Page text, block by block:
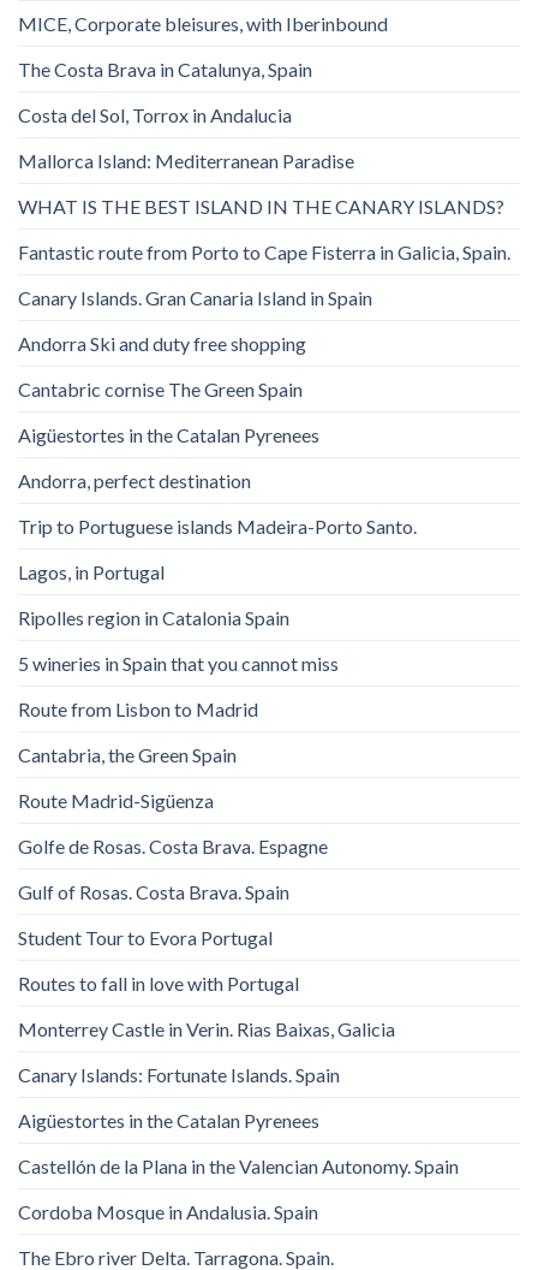
MICE, Corporate bleisures, with Iberinbound
The Costa Brava in Catalunya, Spain
Costa del Sol, Torrox in Andalucia
Mallorca Island: Mediterranean Paradise
WHAT IS THE BEST ISLAND IN THE CANARY ISLANDS?
Fantastic route from Porto to Cape Fisterra in Galicia, Spain.
Canary Islands. Gran Canaria Island in Spain
Andorra Ski and duty free shopping
Cantabric cornise The Green Spain
Aigüestortes in the Catalan Pyrenees
Andorra, perfect destination
Trip to Portuguese islands Madeira-Porto Santo.
Lagos, in Portugal
Ripolles region in Catalonia Spain
5 wineries in Spain that you cannot miss
Route from Lisbon to Madrid
Cantabria, the Green Spain
Route Madrid-Sigüenza
Golfe de Rosas. Costa Brava. Espagne
Gulf of Rosas. Costa Brava. Spain
Student Tour to Evora Portugal
Routes to fall in love with Portugal
Monterrey Castle in Verin. Rias Baixas, Galicia
Canary Islands: Fortunate Islands. Spain
Aigüestortes in the Catalan Pyrenees
Castellón de la Plana in the Valencian Autonomy. Spain
Cordoba Mosque in Andalusia. Spain
The Ebro river Delta. Tarragona. Spain.